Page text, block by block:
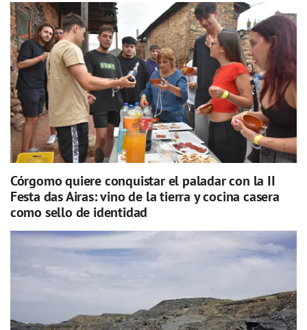
Córgomo quiere conquistar el paladar con la II
Festa das Airas: vino de la tierra y cocina casera
como sello de identidad